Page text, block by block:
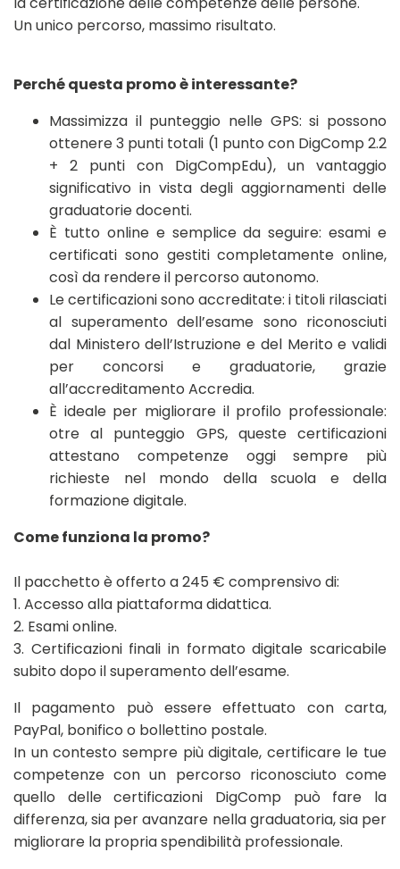
Un unico percorso, massimo risultato.
Perché questa promo è interessante?
Massimizza il punteggio nelle GPS: si possono
ottenere 3 punti totali (1 punto con DigComp 2.2
+ 2 punti con DigCompEdu), un vantaggio
significativo in vista degli aggiornamenti delle
graduatorie docenti.
È tutto online e semplice da seguire: esami e
certificati sono gestiti completamente online,
così da rendere il percorso autonomo.
Le certificazioni sono accreditate: i titoli rilasciati
al superamento dell’esame sono riconosciuti
dal Ministero dell’Istruzione e del Merito e validi
per concorsi e graduatorie, grazie
all’accreditamento Accredia.
È ideale per migliorare il profilo professionale:
otre al punteggio GPS, queste certificazioni
attestano competenze oggi sempre più
richieste nel mondo della scuola e della
formazione digitale.
Come funziona la promo?
Il pacchetto è offerto a 245 € comprensivo di:
1. Accesso alla piattaforma didattica.
2. Esami online.
3. Certificazioni finali in formato digitale scaricabile
subito dopo il superamento dell’esame.
Il pagamento può essere effettuato con carta,
PayPal, bonifico o bollettino postale.
In un contesto sempre più digitale, certificare le tue
competenze con un percorso riconosciuto come
quello delle certificazioni DigComp può fare la
differenza, sia per avanzare nella graduatoria, sia per
migliorare la propria spendibilità professionale.